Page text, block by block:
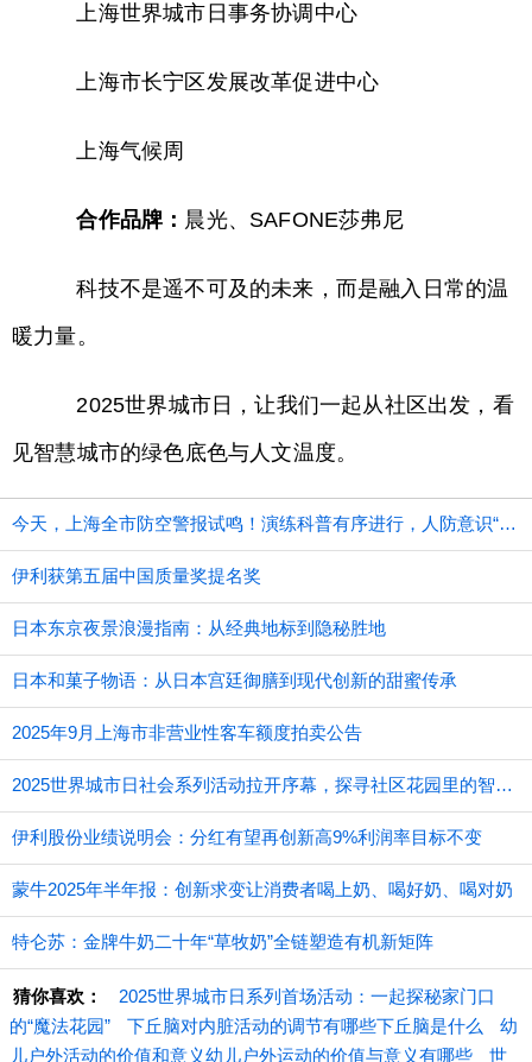
上海世界城市日事务协调中心
上海市长宁区发展改革促进中心
上海气候周
合作品牌： 晨光、SAFONE莎弗尼
科技不是遥不可及的未来，而是融入日常的温
暖力量。
2025世界城市日，让我们一起从社区出发，看
见智慧城市的绿色底色与人文温度。
今天，上海全市防空警报试鸣！演练科普有序进行，人防意识“声入人心”
伊利获第五届中国质量奖提名奖
日本东京夜景浪漫指南：从经典地标到隐秘胜地
日本和菓子物语：从日本宫廷御膳到现代创新的甜蜜传承
2025年9月上海市非营业性客车额度拍卖公告
2025世界城市日社会系列活动拉开序幕，探寻社区花园里的智慧应用
伊利股份业绩说明会：分红有望再创新高9%利润率目标不变
蒙牛2025年半年报：创新求变让消费者喝上奶、喝好奶、喝对奶
特仑苏：金牌牛奶二十年“草牧奶”全链塑造有机新矩阵
猜你喜欢：
2025世界城市日系列首场活动：一起探秘家门口
的“魔法花园”
下丘脑对内脏活动的调节有哪些下丘脑是什么
幼
儿户外活动的价值和意义幼儿户外运动的价值与意义有哪些
世